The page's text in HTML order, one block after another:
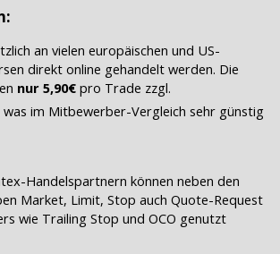
an vielen europäischen und US-
direkt online gehandelt werden. Die
nur 5,90€ pro Trade zzgl.
was im Mitbewerber-Vergleich sehr günstig
Handelspartnern können neben den
Market, Limit, Stop auch Quote-Request
wie Trailing Stop und OCO genutzt